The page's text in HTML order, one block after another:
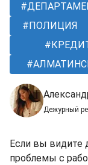
ПОЛИЦИЯ
Дежурный
Если вы видите
проблемы с